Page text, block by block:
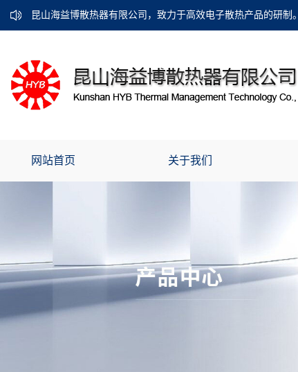
昆山海益博散热器有限公司，致力于高效电子散热产品的研制。
网站首页 关于我们